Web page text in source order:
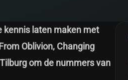
kennis laten maken met
Oblivion, Changing
om de nummers van